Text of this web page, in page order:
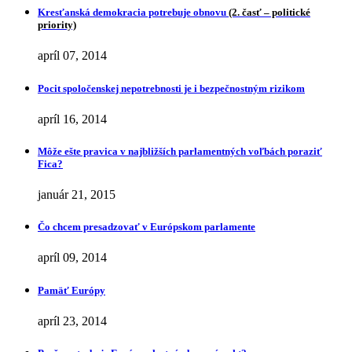
Kresťanská demokracia potrebuje obnovu (2. časť – politické
priority)
apríl 07, 2014
Pocit spoločenskej nepotrebnosti je i bezpečnostným rizikom
apríl 16, 2014
Môže ešte pravica v najbližších parlamentných voľbách poraziť
Fica?
január 21, 2015
Čo chcem presadzovať v Európskom parlamente
apríl 09, 2014
Pamäť Európy
apríl 23, 2014